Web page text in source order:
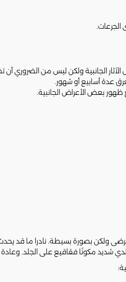
الجانبية ولكن ليس من الضروري أن
عدة أسابيع أو شهور.
بعض الأعراض الجانبية.